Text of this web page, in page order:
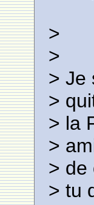
>
>
> Je
>
> la
>
> de
> tu